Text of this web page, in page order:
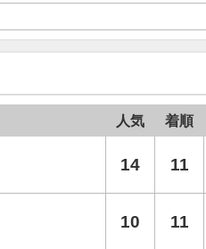
人気 着順
14 11
10 11